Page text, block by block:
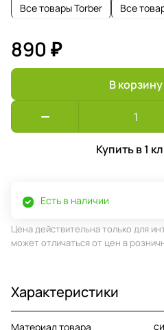
Все товары Torber Все
890 ₽
В корзину
Купить в 1
Есть в наличии
Цена действительна только для
может отличаться от цен в
Характеристики
Материал товара